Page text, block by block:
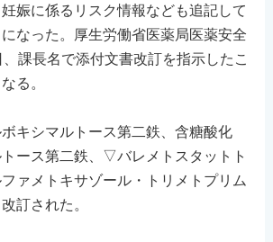
娠に係るリスク情報なども追記して
なった。厚生労働省医薬局医薬安全
課長名で添付文書改訂を指示したこ
る。
キシマルトース第二鉄、含糖酸化
ース第二鉄、▽バレメトスタットト
ァメトキサゾール・トリメトプリム
訂された。